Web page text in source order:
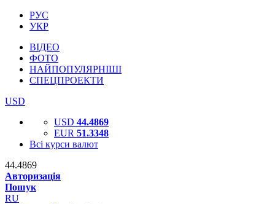
РУС
УКР
ВІДЕО
ФОТО
НАЙПОПУЛЯРНІШІ
СПЕЦПРОЕКТИ
USD
USD 44.4869
EUR 51.3348
Всі курси валют
44.4869
Авторизація
Пошук
RU